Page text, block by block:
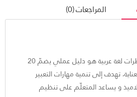
المراجعات (0)
كتاب الحصيف في المناظرات لغة عربية هو دليل عملي يضمّ 20
تهدف إلى تنمية مهارات التعبير
و يساعد المتعلّم على تنظيم